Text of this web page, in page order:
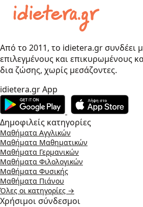
Από το 2011, το idietera.gr συνδέει
επιλεγμένους και επικυρωμένους
δια ζώσης, χωρίς μεσάζοντες.
idietera.gr App
Δημοφιλείς κατηγορίες
Μαθήματα Αγγλικών
Μαθήματα Μαθηματικών
Μαθήματα Γερμανικών
Μαθήματα Φιλολογικών
Μαθήματα Φυσικής
Μαθήματα Πιάνου
Όλες οι κατηγορίες →
Χρήσιμοι σύνδεσμοι